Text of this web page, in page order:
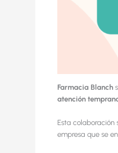
Farmacia Blanch
atención
Esta colaboración
empresa que se